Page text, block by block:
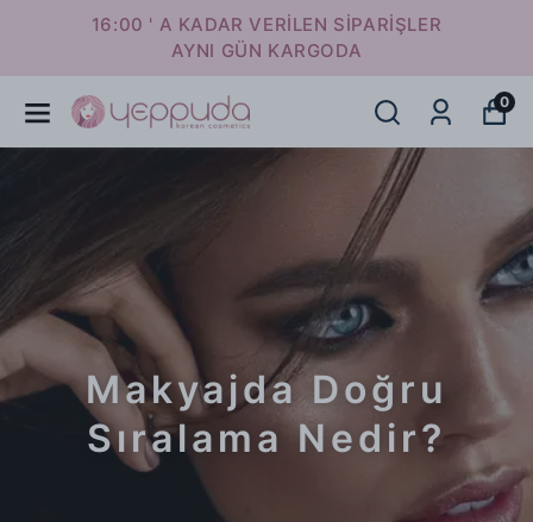
16:00 ' A KADAR VERİLEN SİPARİŞLER
AYNI GÜN KARGODA
0
Makyajda Doğru
Sıralama Nedir?